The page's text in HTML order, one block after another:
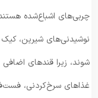
چربی‌های اشباع‌شده
نوشیدنی‌های شیرین، کیک
شوند، زیرا قندهای
غذاهای سرخ‌کردنی،